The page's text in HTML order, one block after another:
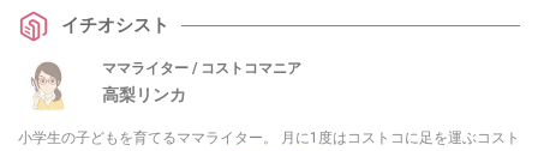
トコベーカリーで作っているパンだけでなく、国内・国外メーカーのパンも
イチオシスト
ママライター / コストコマニア
高梨リンカ
小学生の子どもを育てるママライター。 月に1度はコストコに足を運ぶコスト